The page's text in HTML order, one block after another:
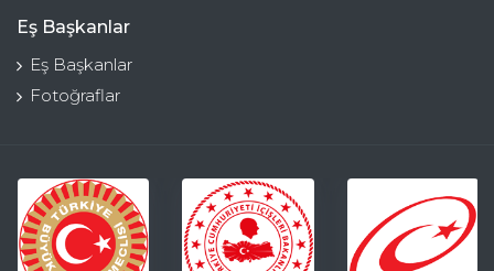
Eş Başkanlar
Eş Başkanlar
Fotoğraflar